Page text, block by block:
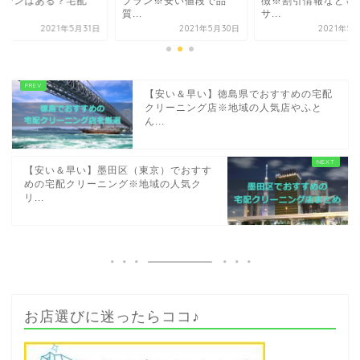
2021年5月31日
質...
2021年5月30日
サ...
2021年5
【安い＆早い】徳島県でおすすめの宅配
クリーニング店※地域の人気店やふと
ん...
【安い＆早い】墨田区（東京）でおすす
めの宅配クリーニング※地域の人気ク
リ...
お店選びに迷ったらココ♪